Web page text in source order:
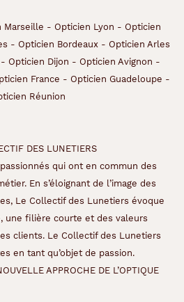
Marseille - Opticien Lyon - Opticien
- Opticien Bordeaux- Opticien Arles
- Opticien Dijon - Opticien Avignon -
France - Opticien Guadeloupe -
Réunion
DES LUNETIERS
qui ont en commun des
En s’éloignant de l’image des
Le Collectif des Lunetiers évoque
une filière courte et des valeurs
clients. Le Collectif des Lunetiers
en tant qu’objet de passion.
APPROCHE DE L’OPTIQUE